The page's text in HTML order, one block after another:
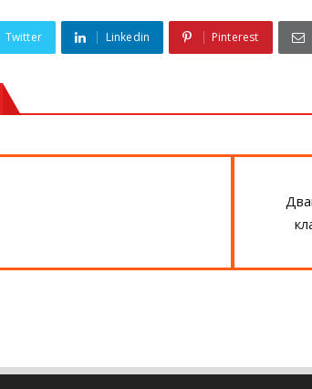
Twitter Linkedin Pinterest